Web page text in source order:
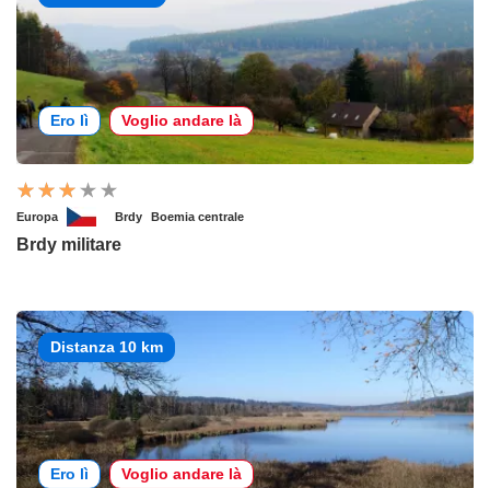
Ero lì Voglio andare là
Europa Brdy Boemia centrale
Brdy militare
Distanza 10 km
Ero lì Voglio andare là